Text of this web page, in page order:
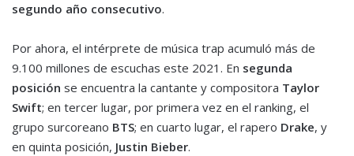
segundo año consecutivo.
Por ahora, el intérprete de música trap acumuló más de
9.100 millones de escuchas este 2021. En segunda
posición se encuentra la cantante y compositora Taylor
Swift; en tercer lugar, por primera vez en el ranking, el
grupo surcoreano BTS; en cuarto lugar, el rapero Drake, y
en quinta posición, Justin Bieber.